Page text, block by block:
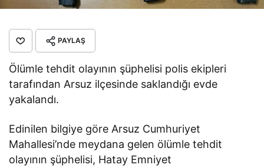
PAYLAŞ
Ölümle tehdit olayının şüphelisi polis ekipleri
tarafından Arsuz ilçesinde saklandığı evde
yakalandı.
Edinilen bilgiye göre Arsuz Cumhuriyet
Mahallesi’nde meydana gelen ölümle tehdit
olayının şüphelisi, Hatay Emniyet